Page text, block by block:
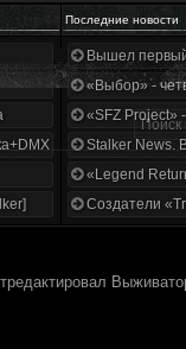
Последние новости
1.3.5.ООП.МА.К.
Вышел первый
«Выбор» -
«SFZ Project»
Stalker News.
«Legend
Создатели